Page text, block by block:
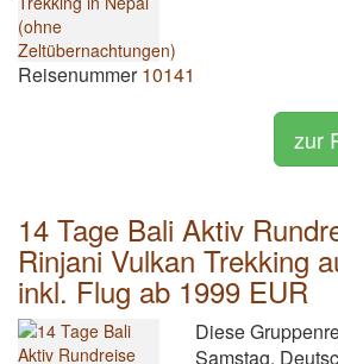
Reisenummer10141
zur
14 Tage Bali Aktiv
Rinjani Vulkan Trekking
inkl. Flug ab 1999 EUR
Diese
Samstag.